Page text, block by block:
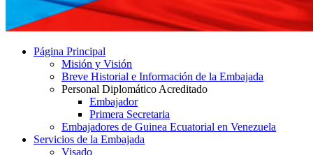
Página Principal
Misión y Visión
Breve Historial e Información de la Embajada
Personal Diplomático Acreditado
Embajador
Primera Secretaria
Embajadores de Guinea Ecuatorial en Venezuela
Servicios de la Embajada
Visado